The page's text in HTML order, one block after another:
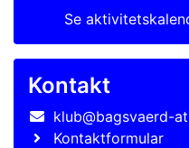
Se
Kontakt
klub@bagsvaerd-
Kontaktformular